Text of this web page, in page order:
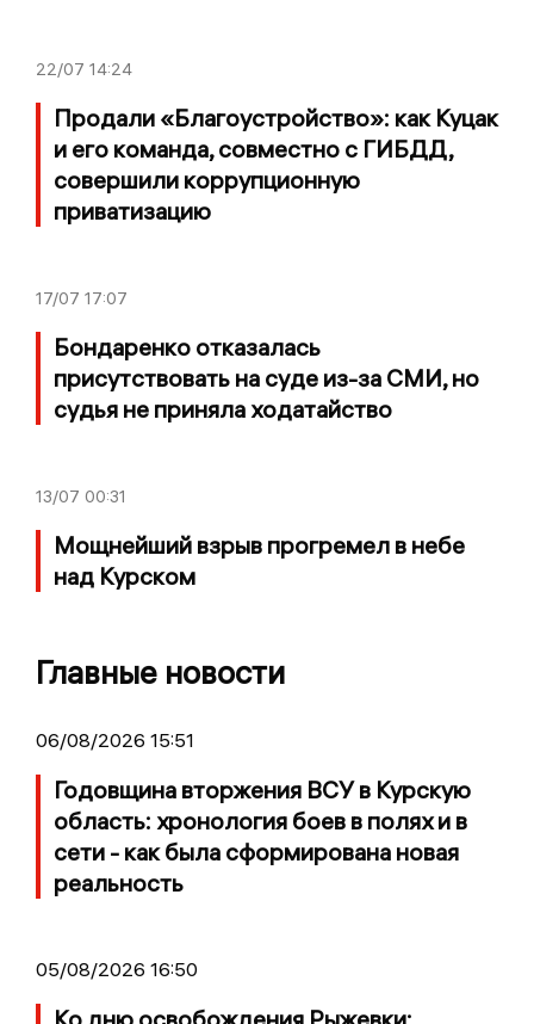
22/07 14:24
Продали «Благоустройство»: как Куцак
и его команда, совместно с ГИБДД,
совершили коррупционную
приватизацию
17/07 17:07
Бондаренко отказалась
присутствовать на суде из-за СМИ, но
судья не приняла ходатайство
13/07 00:31
Мощнейший взрыв прогремел в небе
над Курском
Главные новости
06/08/2026 15:51
Годовщина вторжения ВСУ в Курскую
область: хронология боев в полях и в
сети - как была сформирована новая
реальность
05/08/2026 16:50